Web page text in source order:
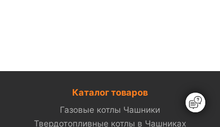
Каталог товаров
Газовые котлы Чашники
Твердотопливные котлы в Чашниках